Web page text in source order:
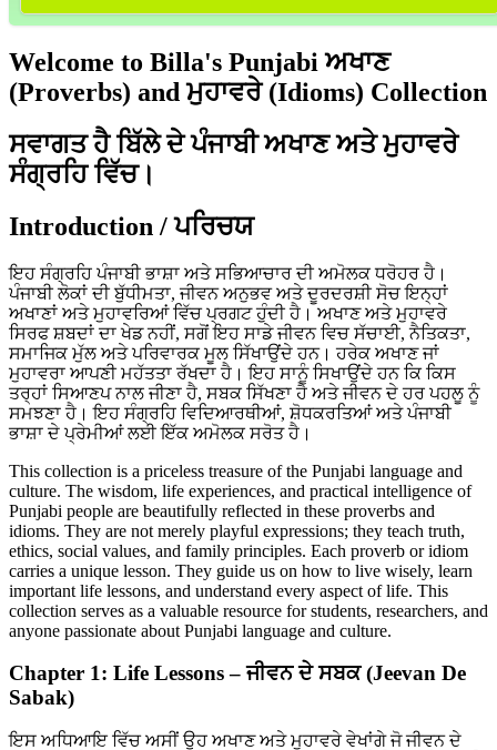
Welcome to Billa's Punjabi ਅਖਾਣ
(Proverbs) and ਮੁਹਾਵਰੇ (Idioms) Collection
ਸਵਾਗਤ ਹੈ ਬਿੱਲੇ ਦੇ ਪੰਜਾਬੀ ਅਖਾਣ ਅਤੇ ਮੁਹਾਵਰੇ
ਸੰਗ੍ਰਹਿ ਵਿੱਚ।
Introduction / ਪਰਿਚਯ
ਇਹ ਸੰਗ੍ਰਹਿ ਪੰਜਾਬੀ ਭਾਸ਼ਾ ਅਤੇ ਸਭਿਆਚਾਰ ਦੀ ਅਮੋਲਕ ਧਰੋਹਰ ਹੈ।
ਪੰਜਾਬੀ ਲੋਕਾਂ ਦੀ ਬੁੱਧੀਮਤਾ, ਜੀਵਨ ਅਨੁਭਵ ਅਤੇ ਦੂਰਦਰਸ਼ੀ ਸੋਚ ਇਨ੍ਹਾਂ
ਅਖਾਣਾਂ ਅਤੇ ਮੁਹਾਵਰਿਆਂ ਵਿੱਚ ਪ੍ਰਗਟ ਹੁੰਦੀ ਹੈ। ਅਖਾਣ ਅਤੇ ਮੁਹਾਵਰੇ
ਸਿਰਫ ਸ਼ਬਦਾਂ ਦਾ ਖੇਡ ਨਹੀਂ, ਸਗੋਂ ਇਹ ਸਾਡੇ ਜੀਵਨ ਵਿਚ ਸੱਚਾਈ, ਨੈਤਿਕਤਾ,
ਸਮਾਜਿਕ ਮੁੱਲ ਅਤੇ ਪਰਿਵਾਰਕ ਮੂਲ ਸਿੱਖਾਉਂਦੇ ਹਨ। ਹਰੇਕ ਅਖਾਣ ਜਾਂ
ਮੁਹਾਵਰਾ ਆਪਣੀ ਮਹੱਤਤਾ ਰੱਖਦਾ ਹੈ। ਇਹ ਸਾਨੂੰ ਸਿਖਾਉਂਦੇ ਹਨ ਕਿ ਕਿਸ
ਤਰ੍ਹਾਂ ਸਿਆਣਪ ਨਾਲ ਜੀਣਾ ਹੈ, ਸਬਕ ਸਿੱਖਣਾ ਹੈ ਅਤੇ ਜੀਵਨ ਦੇ ਹਰ ਪਹਲੂ ਨੂੰ
ਸਮਝਣਾ ਹੈ। ਇਹ ਸੰਗ੍ਰਹਿ ਵਿਦਿਆਰਥੀਆਂ, ਸ਼ੋਧਕਰਤਿਆਂ ਅਤੇ ਪੰਜਾਬੀ
ਭਾਸ਼ਾ ਦੇ ਪ੍ਰੇਮੀਆਂ ਲਈ ਇੱਕ ਅਮੋਲਕ ਸਰੋਤ ਹੈ।
This collection is a priceless treasure of the Punjabi language and
culture. The wisdom, life experiences, and practical intelligence of
Punjabi people are beautifully reflected in these proverbs and
idioms. They are not merely playful expressions; they teach truth,
ethics, social values, and family principles. Each proverb or idiom
carries a unique lesson. They guide us on how to live wisely, learn
important life lessons, and understand every aspect of life. This
collection serves as a valuable resource for students, researchers, and
anyone passionate about Punjabi language and culture.
Chapter 1: Life Lessons – ਜੀਵਨ ਦੇ ਸਬਕ (Jeevan De
Sabak)
ਇਸ ਅਧਿਆਇ ਵਿੱਚ ਅਸੀਂ ਉਹ ਅਖਾਣ ਅਤੇ ਮੁਹਾਵਰੇ ਵੇਖਾਂਗੇ ਜੋ ਜੀਵਨ ਦੇ